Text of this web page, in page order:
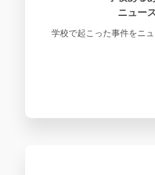
ニュー
学校で起こった事件をニ